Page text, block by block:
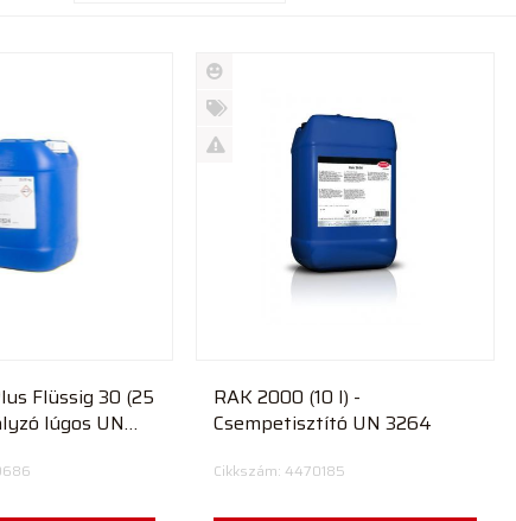
Flüssig 30 (25
lúgos UN
Új
termék
%
RAK 2000 (10 l) -
Csempetisztító UN 3264
Cikkszám: 4470185